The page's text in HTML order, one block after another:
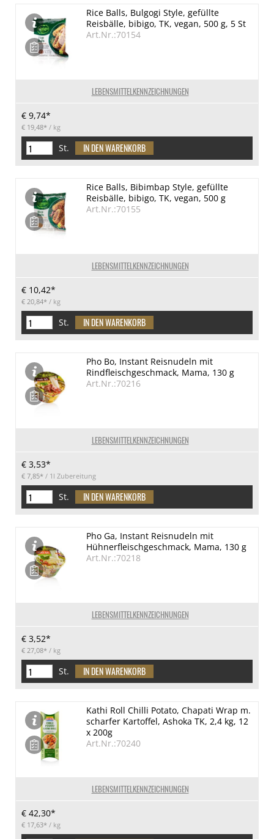
LEBENSMITTELKENNZEICHNUNGEN
Rice Balls, Bulgogi Style, gefüllte
Reisbälle, bibigo, TK, vegan, 500 g, 5 St
Art.Nr.:70154
€ 9,74*
€ 19,48* / kg
St.
LEBENSMITTELKENNZEICHNUNGEN
Rice Balls, Bibimbap Style, gefüllte
Reisbälle, bibigo, TK, vegan, 500 g
Art.Nr.:70155
€ 10,42*
€ 20,84* / kg
St.
LEBENSMITTELKENNZEICHNUNGEN
Pho Bo, Instant Reisnudeln mit
Rindfleischgeschmack, Mama, 130 g
Art.Nr.:70216
€ 3,53*
€ 7,85* / 1l Zubereitung
St.
LEBENSMITTELKENNZEICHNUNGEN
Pho Ga, Instant Reisnudeln mit
Hühnerfleischgeschmack, Mama, 130 g
Art.Nr.:70218
€ 3,52*
€ 27,08* / kg
St.
LEBENSMITTELKENNZEICHNUNGEN
Kathi Roll Chilli Potato, Chapati Wrap m.
scharfer Kartoffel, Ashoka TK, 2,4 kg, 12
x 200g
Art.Nr.:70240
€ 42,30*
€ 17,63* / kg